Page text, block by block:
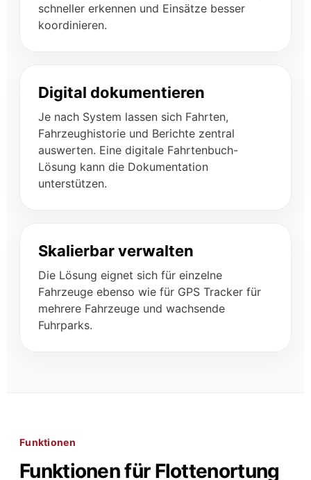
schneller erkennen und Einsätze besser
koordinieren.
Digital dokumentieren
Je nach System lassen sich Fahrten,
Fahrzeughistorie und Berichte zentral
auswerten. Eine digitale Fahrtenbuch-
Lösung kann die Dokumentation
unterstützen.
Skalierbar verwalten
Die Lösung eignet sich für einzelne
Fahrzeuge ebenso wie für GPS Tracker für
mehrere Fahrzeuge und wachsende
Fuhrparks.
Funktionen
Funktionen für Flottenortung